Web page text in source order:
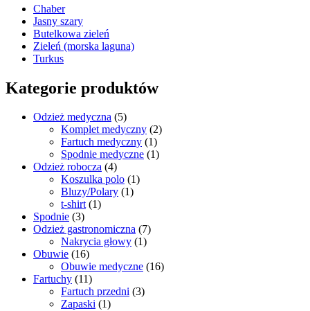
Chaber
Jasny szary
Butelkowa zieleń
Zieleń (morska laguna)
Turkus
Kategorie produktów
Odzież medyczna (5)
Komplet medyczny (2)
Fartuch medyczny (1)
Spodnie medyczne (1)
Odzież robocza (4)
Koszulka polo (1)
Bluzy/Polary (1)
t-shirt (1)
Spodnie (3)
Odzież gastronomiczna (7)
Nakrycia głowy (1)
Obuwie (16)
Obuwie medyczne (16)
Fartuchy (11)
Fartuch przedni (3)
Zapaski (1)